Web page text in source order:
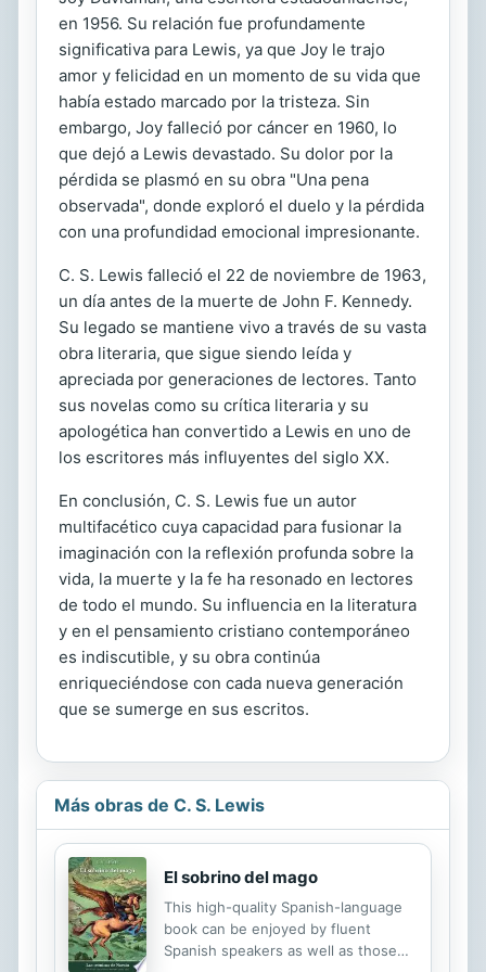
en 1956. Su relación fue profundamente
significativa para Lewis, ya que Joy le trajo
amor y felicidad en un momento de su vida que
había estado marcado por la tristeza. Sin
embargo, Joy falleció por cáncer en 1960, lo
que dejó a Lewis devastado. Su dolor por la
pérdida se plasmó en su obra "Una pena
observada", donde exploró el duelo y la pérdida
con una profundidad emocional impresionante.
C. S. Lewis falleció el 22 de noviembre de 1963,
un día antes de la muerte de John F. Kennedy.
Su legado se mantiene vivo a través de su vasta
obra literaria, que sigue siendo leída y
apreciada por generaciones de lectores. Tanto
sus novelas como su crítica literaria y su
apologética han convertido a Lewis en uno de
los escritores más influyentes del siglo XX.
En conclusión, C. S. Lewis fue un autor
multifacético cuya capacidad para fusionar la
imaginación con la reflexión profunda sobre la
vida, la muerte y la fe ha resonado en lectores
de todo el mundo. Su influencia en la literatura
y en el pensamiento cristiano contemporáneo
es indiscutible, y su obra continúa
enriqueciéndose con cada nueva generación
que se sumerge en sus escritos.
Más obras de C. S. Lewis
El sobrino del mago
This high-quality Spanish-language
book can be enjoyed by fluent
Spanish speakers as well as those